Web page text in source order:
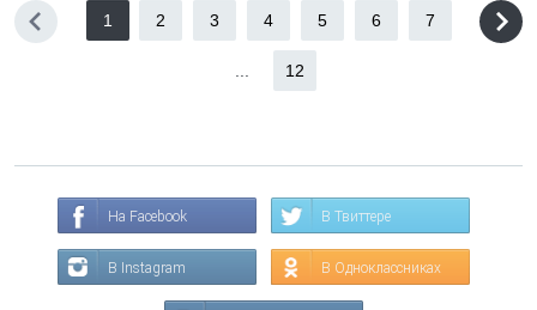
1 2 3 4 5 6 7
12
На Facebook В Твиттере
В Instagram В Одноклассниках